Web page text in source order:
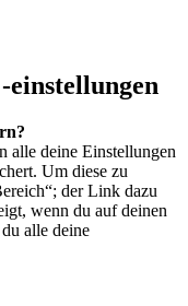
alle deine Einstellungen
Um diese zu
der Link dazu
wenn du auf deinen
alle deine